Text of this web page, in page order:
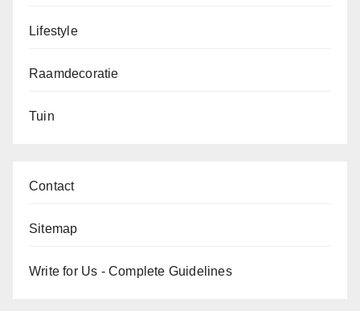
Lifestyle
Raamdecoratie
Tuin
Contact
Sitemap
Write for Us - Complete Guidelines